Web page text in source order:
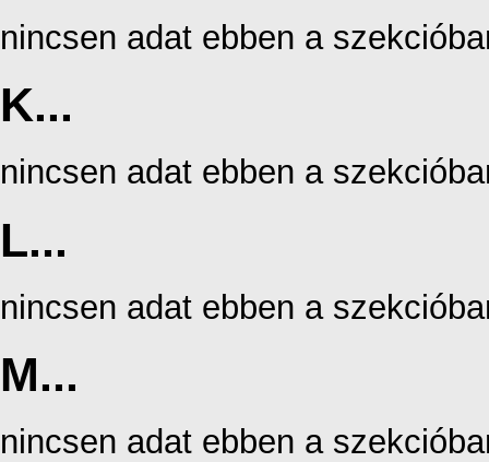
nincsen adat ebben a
K...
nincsen adat ebben a
L...
nincsen adat ebben a
M...
nincsen adat ebben a